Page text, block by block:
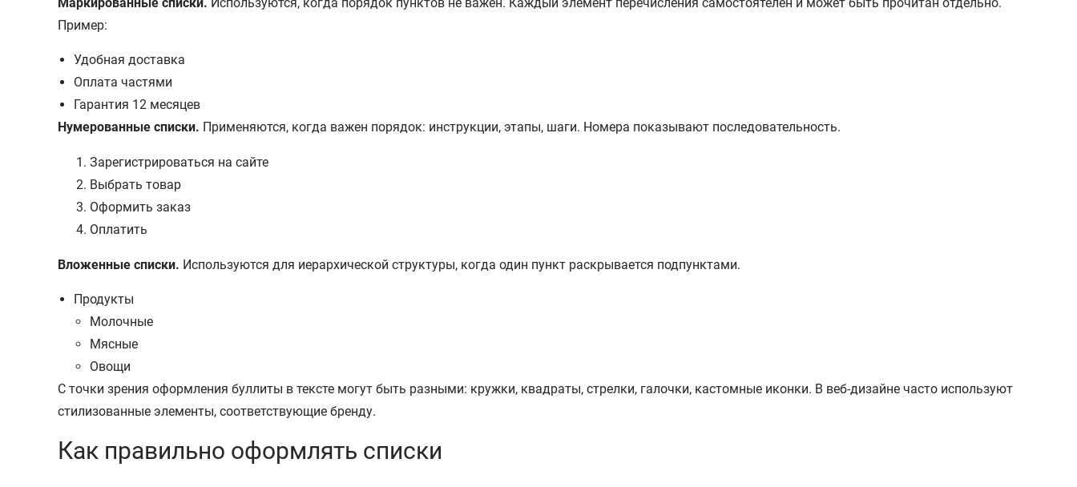
Пример:
Удобная доставка
Оплата частями
Гарантия 12 месяцев
Нумерованные списки. Применяются, когда важен порядок: инструкции, этапы, шаги. Номера показывают последовательность.
Зарегистрироваться на сайте
Выбрать товар
Оформить заказ
Оплатить
Вложенные списки. Используются для иерархической структуры, когда один пункт раскрывается подпунктами.
Продукты
Молочные
Мясные
Овощи
С точки зрения оформления буллиты в тексте могут быть разными: кружки, квадраты, стрелки, галочки, кастомные иконки. В веб-дизайне часто используют
стилизованные элементы, соответствующие бренду.
Как правильно оформлять списки